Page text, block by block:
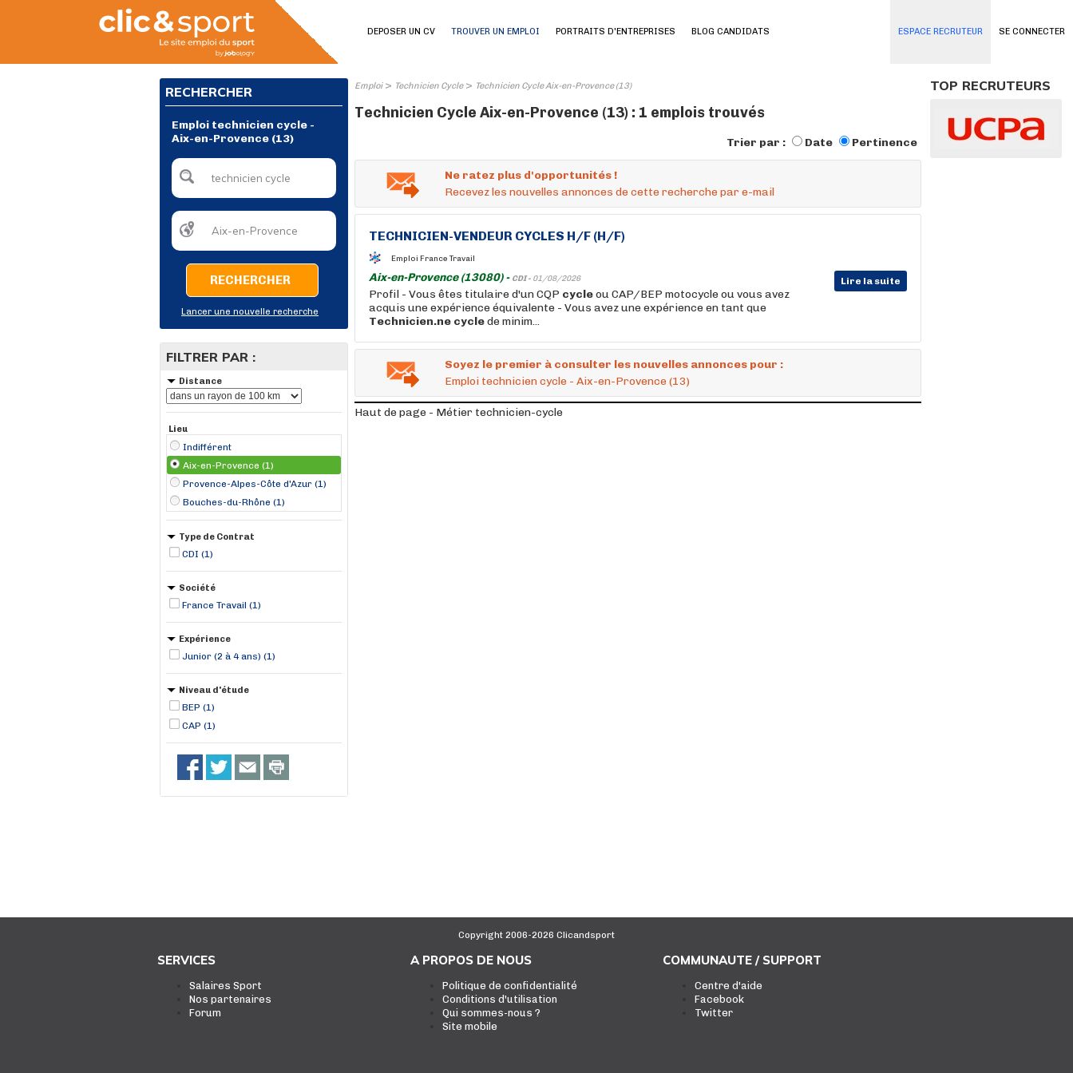
SE CONNECTER
DEPOSER UN CV TROUVER UN EMPLOI PORTRAITS D'ENTREPRISES BLOG CANDIDATS ESPACE RECRUTEUR
RECHERCHER
Emploi technicien cycle -
Aix-en-Provence (13)
RECHERCHER
Lancer une nouvelle recherche
FILTRER PAR :
Distance
Lieu
Indifférent
Aix-en-Provence (1)
Provence-Alpes-Côte d'Azur (1)
Bouches-du-Rhône (1)
Type de Contrat
CDI (1)
Société
France Travail (1)
Expérience
Junior (2 à 4 ans) (1)
Niveau d'étude
BEP (1)
CAP (1)
Emploi> Technicien Cycle> Technicien Cycle Aix-en-Provence (13)
Technicien Cycle Aix-en-Provence (13) : 1 emplois trouvés
Trier par : Date Pertinence
Ne ratez plus d'opportunités !
Recevez les nouvelles annonces de cette recherche par e-mail
TECHNICIEN-VENDEUR CYCLES H/F (H/F)
Emploi France Travail
Aix-en-Provence (13080) - CDI - 01/08/2026 Lire la suite
Profil - Vous êtes titulaire d'un CQP cycleou CAP/BEP motocycle ou vous avez
acquis une expérience équivalente - Vous avez une expérience en tant que
Technicien.ne cyclede minim...
Soyez le premier à consulter les nouvelles annonces pour :
Emploi technicien cycle - Aix-en-Provence (13)
Haut de page - Métier technicien-cycle
TOP RECRUTEURS
Copyright 2006-2026 Clicandsport
SERVICES
Salaires Sport
Nos partenaires
Forum
A PROPOS DE NOUS
Politique de confidentialité
Conditions d'utilisation
Qui sommes-nous ?
Site mobile
COMMUNAUTE / SUPPORT
Centre d'aide
Facebook
Twitter